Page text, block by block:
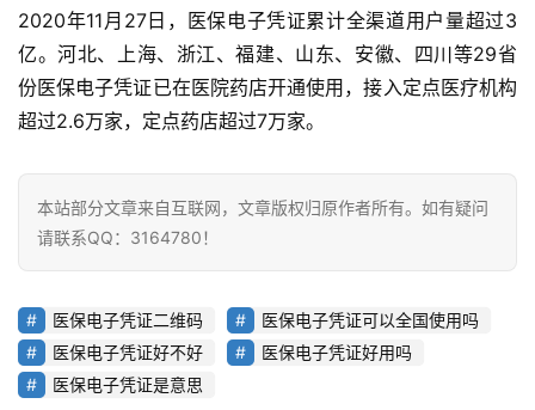
页
业
界
工
智
能
深
度
学
2020年11月27日，医保电子凭证累计全渠道用户量超过3
亿。河北、上海、浙江、福建、山东、安徽、四川等29省
份医保电子凭证已在医院药店开通使用，接入定点医疗机构
超过2.6万家，定点药店超过7万家。
本站部分文章来自互联网，文章版权归原作者所有。如有疑问
请联系QQ：3164780！
医保电子凭证二维码
医保电子凭证可以全国使用吗
医保电子凭证好不好
医保电子凭证好用吗
医保电子凭证是意思